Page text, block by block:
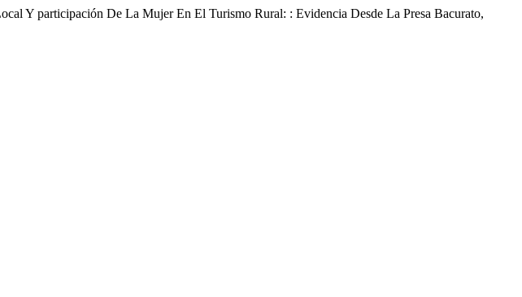
Y participación De La Mujer En El Turismo Rural: : Evidencia Desde La Presa Bacurato,